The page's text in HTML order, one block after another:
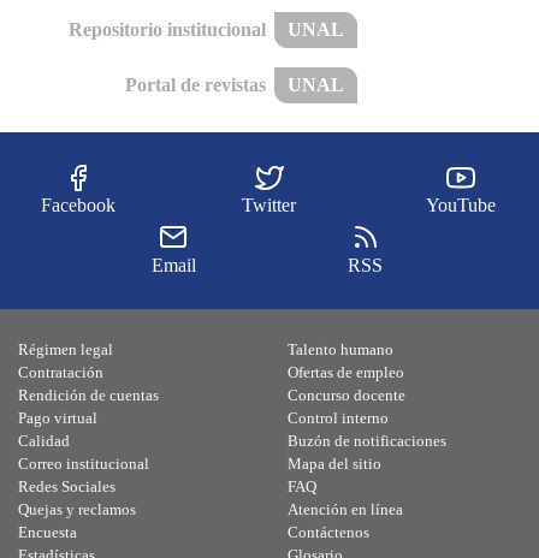
Repositorio institucional UNAL
Portal de revistas UNAL
Facebook Twitter YouTube
Email RSS
Régimen legal
Contratación
Rendición de cuentas
Pago virtual
Calidad
Talento humano
Ofertas de empleo
Concurso docente
Control interno
Buzón de notificaciones
Correo institucional
Redes Sociales
Quejas y reclamos
Encuesta
Mapa del sitio
FAQ
Atención en línea
Contáctenos